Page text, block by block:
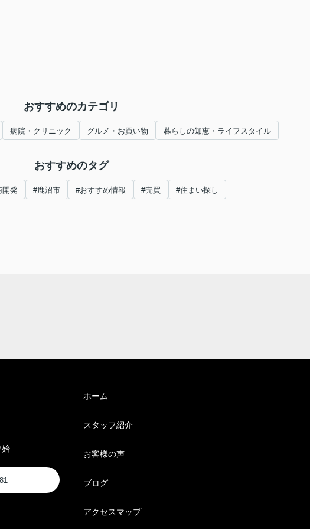
おすすめのカテゴリ
病院・クリニック グルメ・お買い物 暮らしの知恵・ライフスタイル
おすすめのタグ
開発 #鹿沼市 #おすすめ情報 #売買 #住まい探し
始
ホーム
スタッフ紹介
お客様の声
ブログ
アクセスマップ